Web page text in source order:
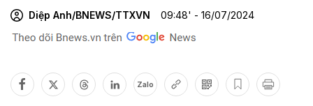
Diệp Anh/BNEWS/TTXVN 09:48' - 16/07/2024
Zalo